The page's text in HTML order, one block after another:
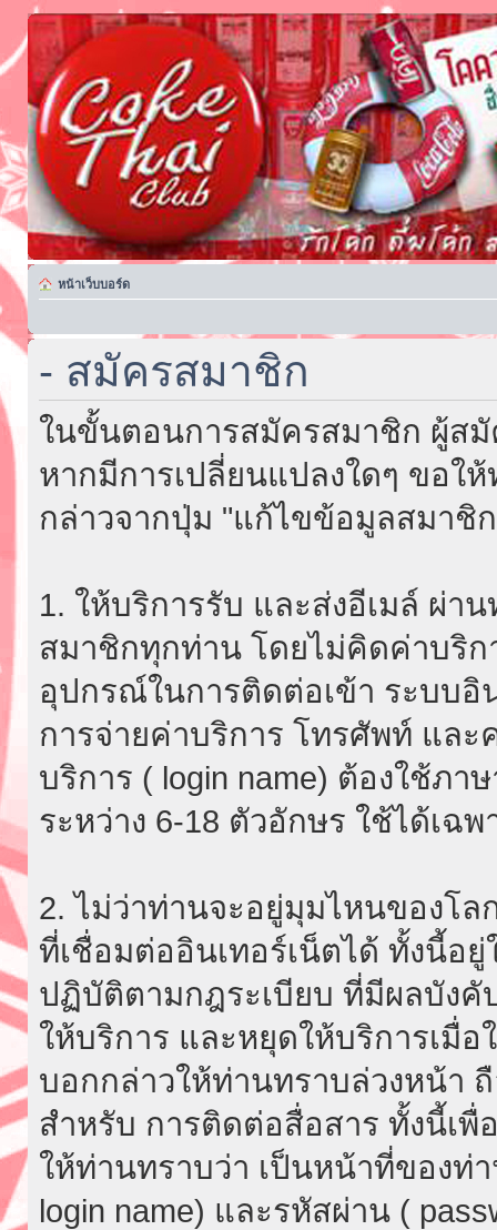
หน้าเว็บบอร์ด
- สมัครสมาชิก
ในขั้นตอนการสมัครสมาชิก ผู้ส
หากมีการเปลี่ยนแปลงใดๆ ขอใ
กล่าวจากปุ่ม "แก้ไขข้อมูลสมาชิ
1. ให้บริการรับ และส่งอีเมล์ ผ่า
สมาชิกทุกท่าน โดยไม่คิดค่าบริก
อุปกรณ์ในการติดต่อเข้า ระบบอิ
การจ่ายค่าบริการ โทรศัพท์ และ
บริการ ( login name) ต้องใช้ภ
ระหว่าง 6-18 ตัวอักษร ใช้ได้เฉ
2. ไม่ว่าท่านจะอยู่มุมไหนของโล
ที่เชื่อมต่ออินเทอร์เน็ตได้ ทั้งนี้อ
ปฏิบัติตามกฎระเบียบ ที่มีผลบังคั
ให้บริการ และหยุดให้บริการเมื่
บอกกล่าวให้ท่านทราบล่วงหน้า
สำหรับ การติดต่อสื่อสาร ทั้งนี้เพื่
ให้ท่านทราบว่า เป็นหน้าที่ของท่
login name) และรหัสผ่าน (